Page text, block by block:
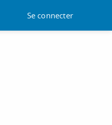
Se connecter